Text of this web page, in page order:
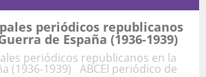
periódicos republicanos
de España (1936-1939)
periódicos republicanos en la
(1936-1939) ABCEl periódico de